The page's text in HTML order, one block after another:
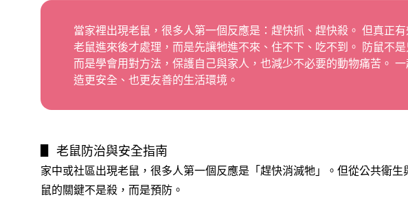
當家裡出現老鼠，很多人第一個反應是：趕快抓、趕快殺。 但真正
老鼠進來後才處理，而是先讓牠進不來、住不下、吃不到。 防鼠不是
而是學會用對方法，保護自己與家人，也減少不必要的動物痛苦。
造更安全、也更友善的生活環境。
▋ 老鼠防治與安全指南
家中或社區出現老鼠，很多人第一個反應是「趕快消滅牠」。但從公共衛
鼠的關鍵不是殺，而是預防。